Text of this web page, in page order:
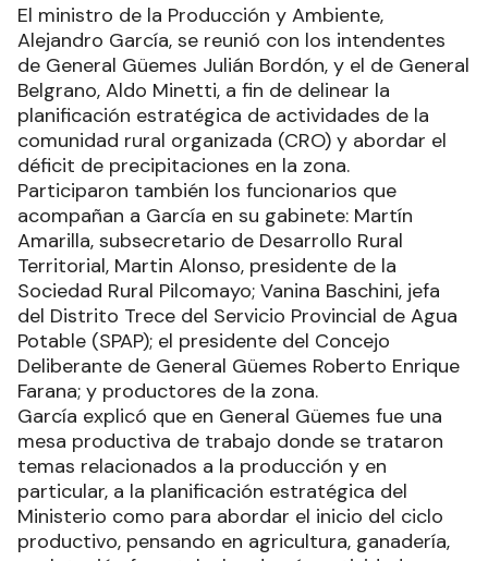
El ministro de la Producción y Ambiente,
Alejandro García, se reunió con los intendentes
de General Güemes Julián Bordón, y el de General
Belgrano, Aldo Minetti, a fin de delinear la
planificación estratégica de actividades de la
comunidad rural organizada (CRO) y abordar el
déficit de precipitaciones en la zona.
Participaron también los funcionarios que
acompañan a García en su gabinete: Martín
Amarilla, subsecretario de Desarrollo Rural
Territorial, Martin Alonso, presidente de la
Sociedad Rural Pilcomayo; Vanina Baschini, jefa
del Distrito Trece del Servicio Provincial de Agua
Potable (SPAP); el presidente del Concejo
Deliberante de General Güemes Roberto Enrique
Farana; y productores de la zona.
García explicó que en General Güemes fue una
mesa productiva de trabajo donde se trataron
temas relacionados a la producción y en
particular, a la planificación estratégica del
Ministerio como para abordar el inicio del ciclo
productivo, pensando en agricultura, ganadería,